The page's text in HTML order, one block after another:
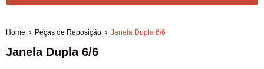
Home Peças de Reposição Janela Dupla 6/6
Janela Dupla 6/6